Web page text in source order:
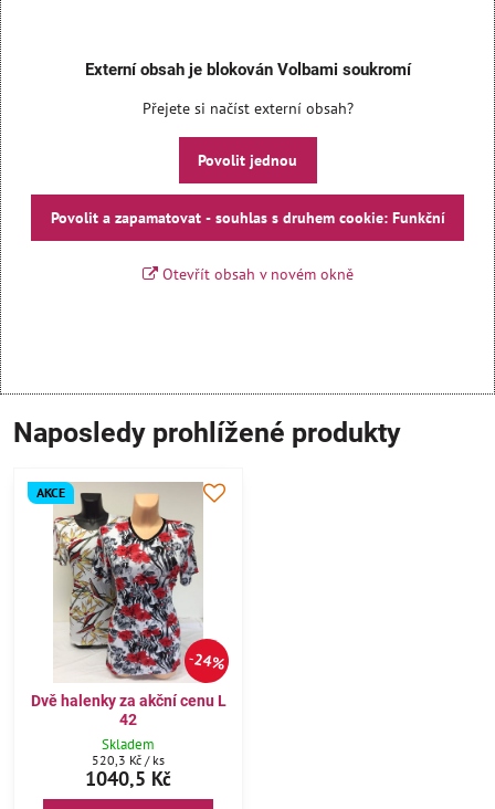
Externí obsah je blokován Volbami soukromí
Přejete si načíst externí obsah?
Povolit jednou
Povolit a zapamatovat - souhlas s druhem cookie: Funkční
Otevřít obsah v novém okně
Naposledy prohlížené produkty
24%
AKCE
Dvě halenky za akční cenu L
42
Skladem
1040,5 Kč
520,3 Kč / ks